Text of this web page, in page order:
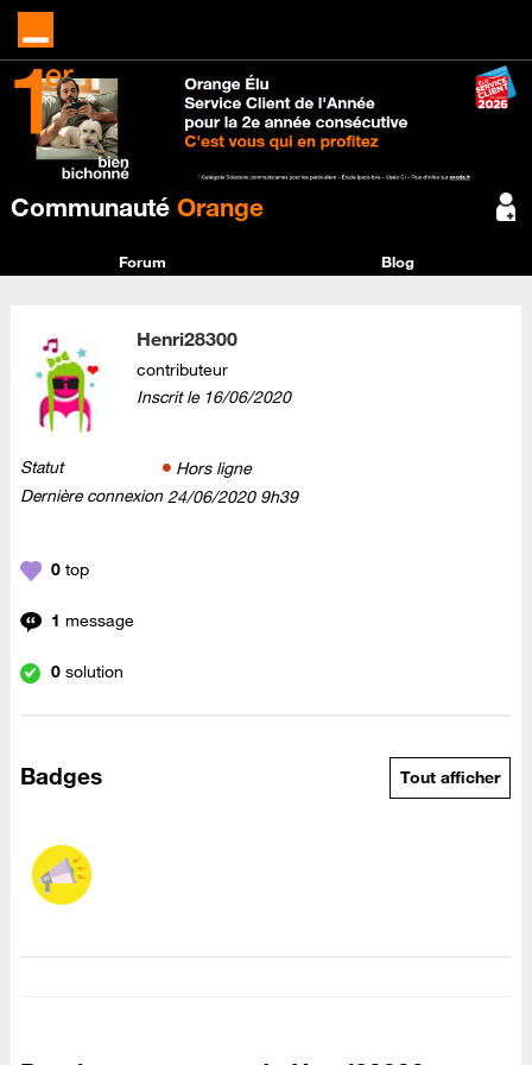
Communauté Orange
Forum Blog
Henri28300
contributeur
Inscrit le ‎16/06/2020
Statut
Hors ligne
Dernière connexion ‎24/06/2020 9h39
0 top
1 message
0 solution
Badges Tout afficher